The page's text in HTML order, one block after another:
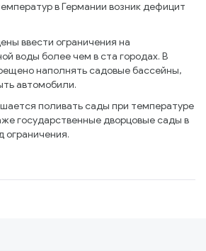
в Германии возник дефицит
ввести ограничения на
воды более чем в ста городах. В
наполнять садовые бассейны,
автомобили.
поливать сады при температуре
государственные дворцовые сады в
ограничения.